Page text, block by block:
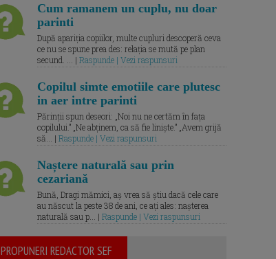
Cum ramanem un cuplu, nu doar
parinti
După apariția copiilor, multe cupluri descoperă ceva
ce nu se spune prea des: relația se mută pe plan
secund. ... | Raspunde | Vezi raspunsuri
Copilul simte emotiile care plutesc
in aer intre parinti
Părinții spun deseori: „Noi nu ne certăm în fața
copilului.” „Ne abținem, ca să fie liniște.” „Avem grijă
să... | Raspunde | Vezi raspunsuri
Naștere naturală sau prin
cezariană
Bună, Dragi mămici, aș vrea să știu dacă cele care
au născut la peste 38 de ani, ce ați ales: nașterea
naturală sau p... | Raspunde | Vezi raspunsuri
PROPUNERI REDACTOR SEF